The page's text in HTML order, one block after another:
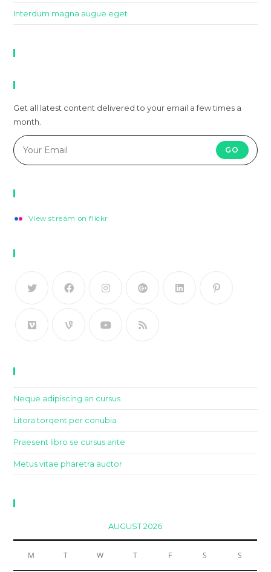
Interdum magna augue eget
Get all latest content delivered to your email a few times a
month.
GO
View stream on flickr
Neque adipiscing an cursus
Litora torqent per conubia
Praesent libro se cursus ante
Metus vitae pharetra auctor
AUGUST 2026
M T W T F S S